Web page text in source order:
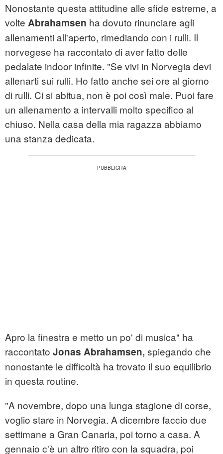
Nonostante questa attitudine alle sfide estreme, a
volte Abrahamsen ha dovuto rinunciare agli
allenamenti all'aperto, rimediando con i rulli. Il
norvegese ha raccontato di aver fatto delle
pedalate indoor infinite. "Se vivi in Norvegia devi
allenarti sui rulli. Ho fatto anche sei ore al giorno
di rulli. Ci si abitua, non è poi così male. Puoi fare
un allenamento a intervalli molto specifico al
chiuso. Nella casa della mia ragazza abbiamo
una stanza dedicata.
Apro la finestra e metto un po' di musica" ha
raccontato Jonas Abrahamsen, spiegando che
nonostante le difficoltà ha trovato il suo equilibrio
in questa routine.
"A novembre, dopo una lunga stagione di corse,
voglio stare in Norvegia. A dicembre faccio due
settimane a Gran Canaria, poi torno a casa. A
gennaio c'è un altro ritiro con la squadra, poi